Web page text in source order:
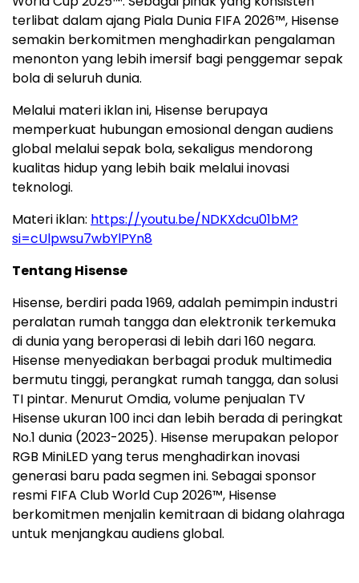
terlibat dalam ajang Piala Dunia FIFA 2026™, Hisense
semakin berkomitmen menghadirkan pengalaman
menonton yang lebih imersif bagi penggemar sepak
bola di seluruh dunia.
Melalui materi iklan ini, Hisense berupaya
memperkuat hubungan emosional dengan audiens
global melalui sepak bola, sekaligus mendorong
kualitas hidup yang lebih baik melalui inovasi
teknologi.
Materi iklan: https://youtu.be/NDKXdcu01bM?
si=cUlpwsu7wbYlPYn8
Tentang Hisense
Hisense, berdiri pada 1969, adalah pemimpin industri
peralatan rumah tangga dan elektronik terkemuka
di dunia yang beroperasi di lebih dari 160 negara.
Hisense menyediakan berbagai produk multimedia
bermutu tinggi, perangkat rumah tangga, dan solusi
TI pintar. Menurut Omdia, volume penjualan TV
Hisense ukuran 100 inci dan lebih berada di peringkat
No.1 dunia (2023-2025). Hisense merupakan pelopor
RGB MiniLED yang terus menghadirkan inovasi
generasi baru pada segmen ini. Sebagai sponsor
resmi FIFA Club World Cup 2026™, Hisense
berkomitmen menjalin kemitraan di bidang olahraga
untuk menjangkau audiens global.